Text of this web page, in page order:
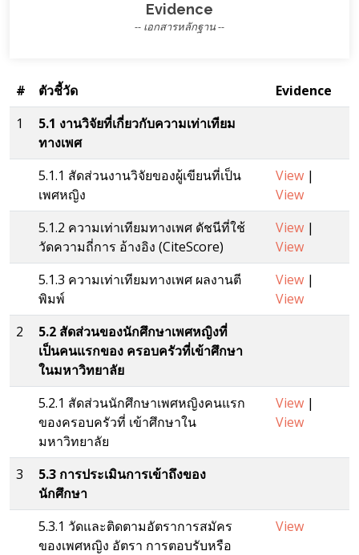
Evidence
-- เอกสารหลักฐาน --
# ตัวชี้วัด
Evidence
1
5.1 งานวิจัยที่เกี่ยวกับความเท่าเทียม
ทางเพศ
5.1.1 สัดส่วนงานวิจัยของผู้เขียนที่เป็น
เพศหญิง
View |
View
5.1.2 ความเท่าเทียมทางเพศ ดัชนีที่ใช้
วัดความถี่การ อ้างอิง (CiteScore)
View |
View
5.1.3 ความเท่าเทียมทางเพศ ผลงานตี
พิมพ์
View |
View
2
5.2 สัดส่วนของนักศึกษาเพศหญิงที่
เป็นคนแรกของ ครอบครัวที่เข้าศึกษา
ในมหาวิทยาลัย
5.2.1 สัดส่วนนักศึกษาเพศหญิงคนแรก
ของครอบครัวที่ เข้าศึกษาใน
มหาวิทยาลัย
View |
View
3
5.3 การประเมินการเข้าถึงของ
นักศึกษา
5.3.1 วัดและติดตามอัตราการสมัคร
ของเพศหญิง อัตรา การตอบรับหรือ
View